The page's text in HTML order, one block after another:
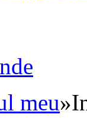
meu»